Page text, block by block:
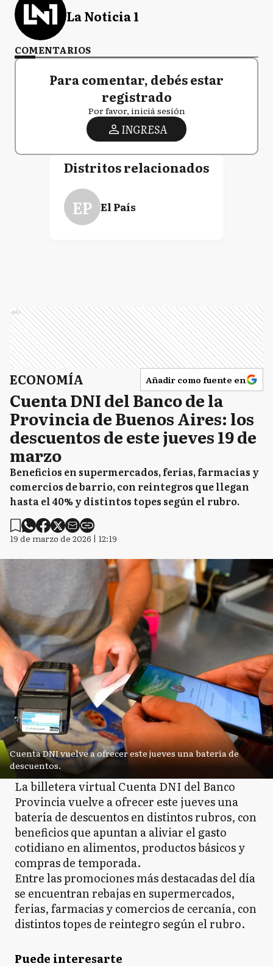
La Noticia 1
COMENTARIOS
Para comentar, debés estar
registrado
Por favor, iniciá sesión
INGRESA
Distritos relacionados
EP El País
Ads
ECONOMÍA Añadir como fuente en
Cuenta DNI del Banco de la
Provincia de Buenos Aires: los
descuentos de este jueves 19 de
marzo
Beneficios en supermercados, ferias, farmacias y
comercios de barrio, con reintegros que llegan
hasta el 40% y distintos topes según el rubro.
19 de marzo de 2026 | 12:19
Cuenta DNI vuelve a ofrecer este jueves una batería de
descuentos.
La billetera virtual Cuenta DNI del Banco
Provincia vuelve a ofrecer este jueves una
batería de descuentos en distintos rubros, con
beneficios que apuntan a aliviar el gasto
cotidiano en alimentos, productos básicos y
compras de temporada.
Entre las promociones más destacadas del día
se encuentran rebajas en supermercados,
ferias, farmacias y comercios de cercanía, con
distintos topes de reintegro según el rubro.
Puede interesarte